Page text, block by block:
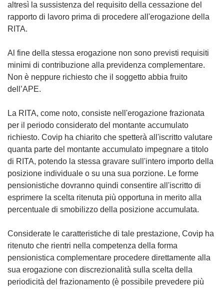
altresì la sussistenza del requisito della cessazione del
rapporto di lavoro prima di procedere all'erogazione della
RITA.
Al fine della stessa erogazione non sono previsti requisiti
minimi di contribuzione alla previdenza complementare.
Non è neppure richiesto che il soggetto abbia fruito
dell’APE.
La RITA, come noto, consiste nell'erogazione frazionata
per il periodo considerato del montante accumulato
richiesto. Covip ha chiarito che spetterà all'iscritto valutare
quanta parte del montante accumulato impegnare a titolo
di RITA, potendo la stessa gravare sull'intero importo della
posizione individuale o su una sua porzione. Le forme
pensionistiche dovranno quindi consentire all'iscritto di
esprimere la scelta ritenuta più opportuna in merito alla
percentuale di smobilizzo della posizione accumulata.
Considerate le caratteristiche di tale prestazione, Covip ha
ritenuto che rientri nella competenza della forma
pensionistica complementare procedere direttamente alla
sua erogazione con discrezionalità sulla scelta della
periodicità del frazionamento (è possibile prevedere più